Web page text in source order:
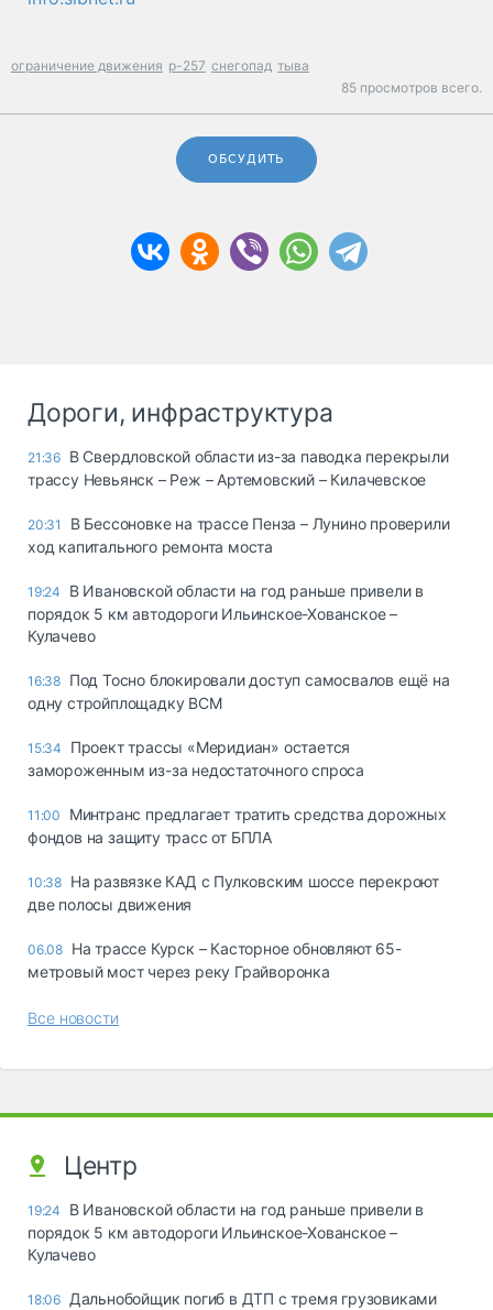
ограничение движения р-257 снегопад тыва
85 просмотров всего.
ОБСУДИТЬ
Дороги, инфраструктура
21:36 В Свердловской области из-за паводка перекрыли
трассу Невьянск – Реж – Артемовский – Килачевское
20:31
В Бессоновке на трассе Пенза – Лунино проверили
ход капитального ремонта моста
19:24
В Ивановской области на год раньше привели в
порядок 5 км автодороги Ильинское-Хованское –
Кулачево
16:38 Под Тосно блокировали доступ самосвалов ещё на
одну стройплощадку ВСМ
15:34
Проект трассы «Меридиан» остается
замороженным из-за недостаточного спроса
11:00
Минтранс предлагает тратить средства дорожных
фондов на защиту трасс от БПЛА
10:38 На развязке КАД с Пулковским шоссе перекроют
две полосы движения
06.08 На трассе Курск – Касторное обновляют 65-
метровый мост через реку Грайворонка
Все новости
Центр
19:24
В Ивановской области на год раньше привели в
порядок 5 км автодороги Ильинское-Хованское –
Кулачево
18:06 Дальнобойщик погиб в ДТП с тремя грузовиками